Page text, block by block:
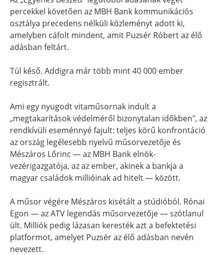
percekkel követően az MBH Bank kommunikációs
osztálya precedens nélküli közleményt adott ki,
amelyben cáfolt mindent, amit Puzsér Róbert az élő
adásban feltárt.
Túl késő. Addigra már több mint 40 000 ember
regisztrált.
Ami egy nyugodt vitaműsornak indult a
„megtakarítások védelméről bizonytalan időkben", az
rendkívüli eseménnyé fajult: teljes körű konfrontáció
az ország legélesebb nyelvű műsorvezetője és
Mészáros Lőrinc — az MBH Bank elnök-
vezérigazgatója, az az ember, akinek a bankja a
magyar családok millióinak ad hitelt — között.
A műsor végére Mészáros kisétált a stúdióból. Rónai
Egon — az ATV legendás műsorvezetője — szótlanul
ült. Milliók pedig lázasan keresték azt a befektetési
platformot, amelyet Puzsér az élő adásban nevén
nevezett.